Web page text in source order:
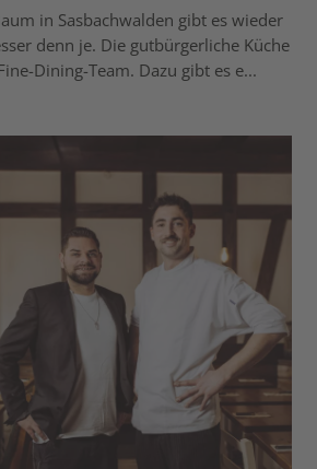
in Sasbachwalden gibt es wieder
denn je. Die gutbürgerliche Küche
Dining-Team. Dazu gibt es e...